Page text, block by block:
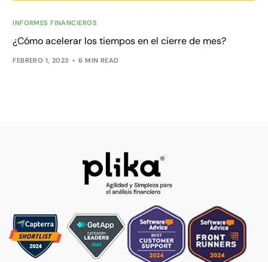
INFORMES FINANCIEROS
¿Cómo acelerar los tiempos en el cierre de mes?
FEBRERO 1, 2023 6 MIN READ